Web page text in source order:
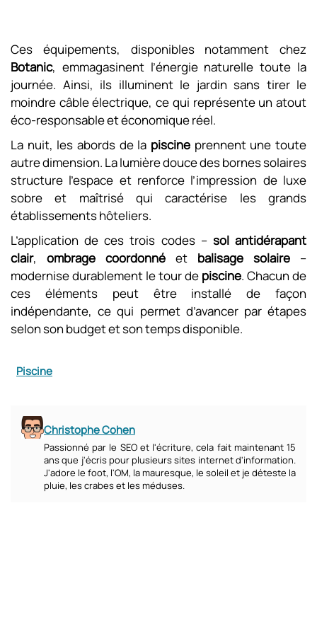
Ces équipements, disponibles notamment chez
Botanic, emmagasinent l’énergie naturelle toute la
journée. Ainsi, ils illuminent le jardin sans tirer le
moindre câble électrique, ce qui représente un atout
éco-responsable et économique réel.
La nuit, les abords de la piscine prennent une toute
autre dimension. La lumière douce des bornes solaires
structure l’espace et renforce l’impression de luxe
sobre et maîtrisé qui caractérise les grands
établissements hôteliers.
L’application de ces trois codes – sol antidérapant
clair, ombrage coordonné et balisage solaire –
modernise durablement le tour de piscine. Chacun de
ces éléments peut être installé de façon
indépendante, ce qui permet d’avancer par étapes
selon son budget et son temps disponible.
Piscine
Christophe Cohen
Passionné par le SEO et l'écriture, cela fait maintenant 15
ans que j'écris pour plusieurs sites internet d'information.
J'adore le foot, l'OM, la mauresque, le soleil et je déteste la
pluie, les crabes et les méduses.